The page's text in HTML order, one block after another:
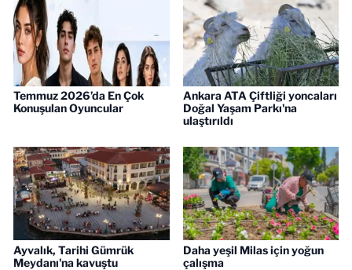
Temmuz 2026’da En Çok
Konuşulan Oyuncular
Ankara ATA Çiftliği yoncaları
Doğal Yaşam Parkı'na
ulaştırıldı
Ayvalık, Tarihi Gümrük
Meydanı'na kavuştu
Daha yeşil Milas için yoğun
çalışma